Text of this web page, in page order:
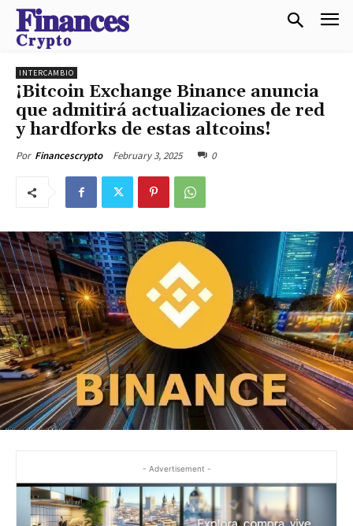
𝐅𝐢𝐧𝐚𝐧𝐜𝐞𝐬
𝐂𝐫𝐲𝐩𝐭𝐨
INTERCAMBIO
¡Bitcoin Exchange Binance anuncia
que admitirá actualizaciones de red
y hardforks de estas altcoins!
Por Financescrypto February 3, 2025 0
- Advertisement -